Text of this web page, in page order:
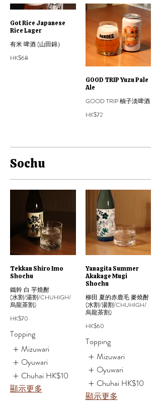
Got Rice Japanese
Rice Lager
有米 啤酒 (山田錦）
HK$68
GOOD TRIP Yuzu Pale
Ale
GOOD TRIP 柚子淡啤酒
HK$72
Sochu
Tekkan Shiro Imo
Shochu
鐵幹 白 芋燒酎
(水割/湯割/CHUHIGH/
烏龍茶割)
HK$70
Topping
Mizuwari
Oyuwari
Chuhai HK$10
顯示更多
Yanagita Summer
Akakage Mugi
Shochu
柳田 夏的赤鹿毛 麥燒酎
(水割/湯割/CHUHIGH/
烏龍茶割)
HK$60
Topping
Mizuwari
Oyuwari
Chuhai HK$10
顯示更多